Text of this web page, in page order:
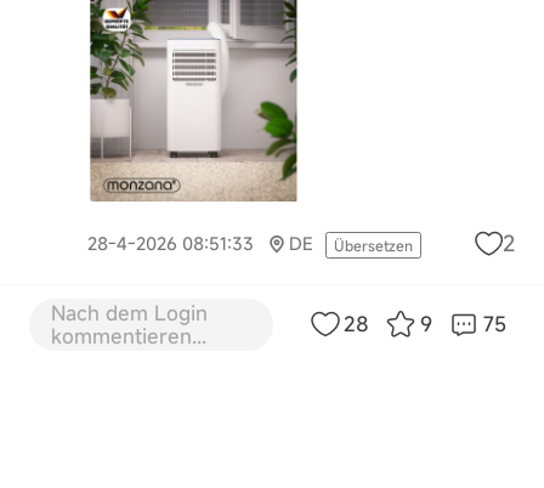
28-4-2026 08:51:33 DE Übersetzen 2
OE371832 9 Beitrag
Wir Brauch unbedingt eine Klimaanlage.
Nach dem Login
kommentieren...
28 9 75